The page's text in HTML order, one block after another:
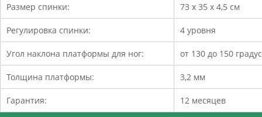
Размер спинки: 73 х 35 х 4,5 см
Регулировка спинки: 4 уровня
Угол наклона платформы для ног: от 130 до 150
Толщина платформы: 3,2 мм
Гарантия: 12 месяцев